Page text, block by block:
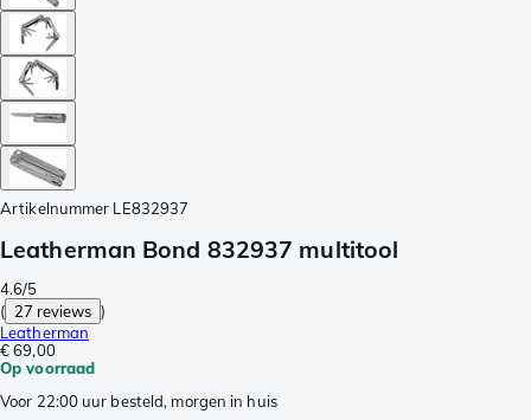
Artikelnummer LE832937
Leatherman Bond 832937 multitool
4.6/5
( 27 reviews )
Leatherman
€ 69,00
Op voorraad
Voor 22:00 uur besteld, morgen in huis